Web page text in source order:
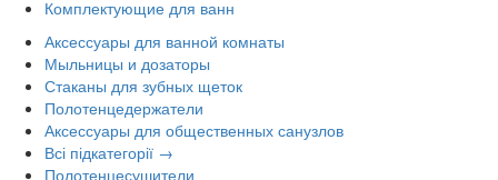
Комплектующие для ванн
Аксессуары для ванной комнаты
Мыльницы и дозаторы
Стаканы для зубных щеток
Полотенцедержатели
Аксессуары для общественных санузлов
Всі підкатегорії →
Полотенцесушители